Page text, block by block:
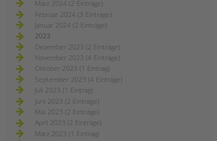
März 2024 (2 Einträge)
Februar 2024 (3 Einträge)
Januar 2024 (2 Einträge)
2023
Dezember 2023 (2 Einträge)
November 2023 (4 Einträge)
Oktober 2023 (1 Eintrag)
September 2023 (4 Einträge)
Juli 2023 (1 Eintrag)
Juni 2023 (2 Einträge)
Mai 2023 (2 Einträge)
April 2023 (2 Einträge)
März 2023 (1 Eintrag)